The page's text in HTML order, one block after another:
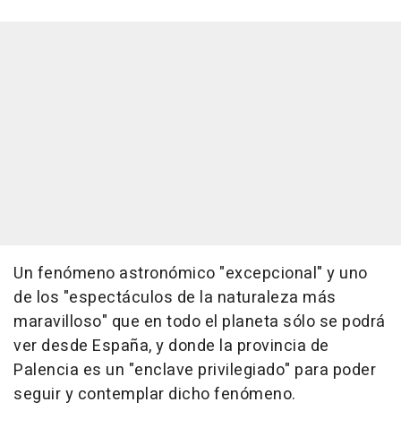
Un fenómeno astronómico "excepcional" y uno
de los "espectáculos de la naturaleza más
maravilloso" que en todo el planeta sólo se podrá
ver desde España, y donde la provincia de
Palencia es un "enclave privilegiado" para poder
seguir y contemplar dicho fenómeno.